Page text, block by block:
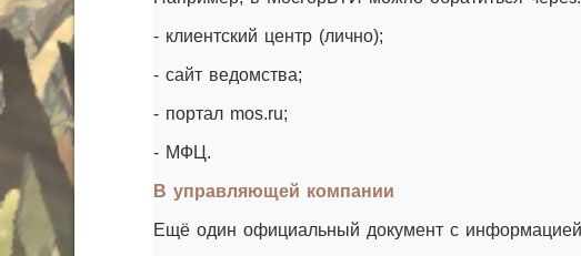
- клиентский центр (лично);
- сайт ведомства;
- портал mos.ru;
- МФЦ.
В управляющей компании
Ещё один официальный документ с